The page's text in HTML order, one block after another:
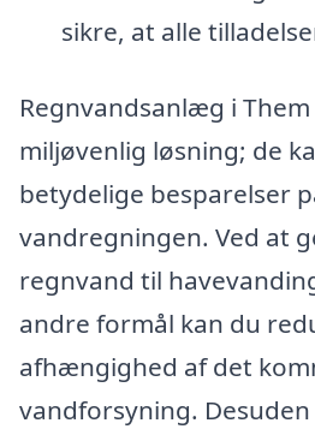
sikre, at alle
Regnvandsanlæg i
miljøvenlig løsning; de
betydelige besparelser
vandregningen. Ved at
regnvand til
andre formål kan du
afhængighed af det
vandforsyning.